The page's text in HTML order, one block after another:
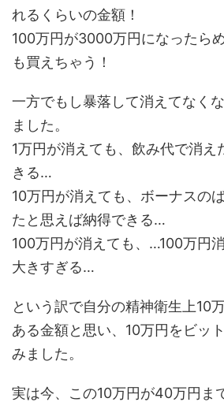
れるくらいの金額！
100万円が3000万円になったら
も買えちゃう！
一方でもし暴落して消えてなく
ました。
1万円が消えても、飲み代で消え
きる…
10万円が消えても、ボーナスの
たと思えば納得できる…
100万円が消えても、…100万円
大きすぎる…
という訳で自分の精神衛生上10
ある金額と思い、10万円をビッ
みました。
実は今、この10万円が40万円ま